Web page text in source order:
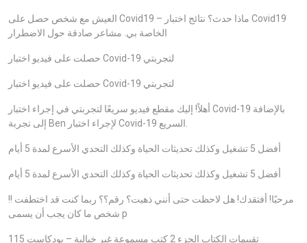
العيش مع شخص حصل على Covid19 – ماذا حدث؟ نتائج اختبار Covid19
الخاصة بي. مشاعر صادقة حول الاضطرار
حصلت على فيديو اختبار Covid-19 لتجربتي
حصلت على فيديو اختبار Covid-19 لتجربتي
أهلاً! إليك مقطع فيديو سريعًا لتجربتي في إجراء اختبار Covid-19 بالإضافة
أفضل 5 تشغيل وكذلك تحديثات الحياة وكذلك التحدي الأسرع لمدة 5 أيام
أفضل 5 تشغيل وكذلك تحديثات الحياة وكذلك التحدي الأسرع لمدة 5 أيام
مرحبًا! أفتقدك! هل لاحظت حتى أنني ذهبت؟ رقم؟؟ ربما كنت قد اختطفت !!
شخص ما كان يجب أن يسمى p
تقييمات الكتاب الجزء 2 كتب مسموعة غير خيالية – بودكاست 115